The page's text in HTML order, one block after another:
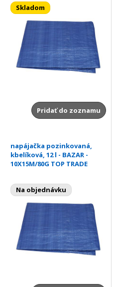
Skladom
Pridať do zoznamu
napájačka pozinkovaná,
kbelíková, 12 l - BAZAR -
10X15M/80G TOP TRADE
Na objednávku